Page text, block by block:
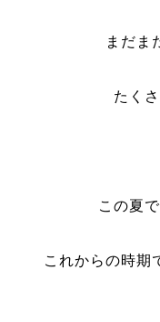
まだま
たく
この夏
これからの時期